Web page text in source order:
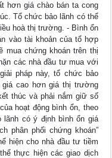
hơn giá chào bán ta cong
Tổ chức bảo lãnh có thể
hoà thị trường. - Bình ổn
vào tài khoản của tổ hợp
mua chứng khoán trên thị
các nhà đầu tư mua với
pháp này, tổ chức bảo
giá cao hơn giá thị trường
thúc và phải nắm giữ số
hoạt động bình ổn, theo
lãnh có ý định bình ổn giá
phân phối chứng khoán”
hiện cho nhà đầu tư tiềm
thực hiện các giao dịch